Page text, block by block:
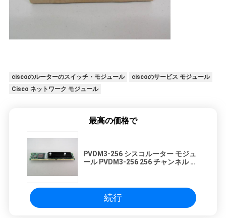
ciscoのルーターのスイッチ・モジュール
ciscoのサービス モジュール
Cisco ネットワーク モジュール
最高の価格で
PVDM3-256 シスコルーター モジュ
ール PVDM3-256 256 チャンネル 高
続行